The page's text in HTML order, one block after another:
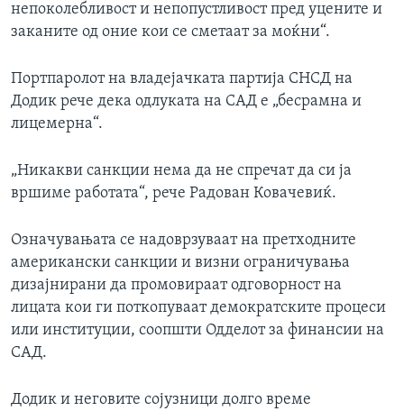
непоколебливост и непопустливост пред уцените и
заканите од оние кои се сметаат за моќни“.
Портпаролот на владејачката партија СНСД на
Додик рече дека одлуката на САД е „бесрамна и
лицемерна“.
„Никакви санкции нема да не спречат да си ја
вршиме работата“, рече Радован Ковачевиќ.
Означувањата се надоврзуваат на претходните
американски санкции и визни ограничувања
дизајнирани да промовираат одговорност на
лицата кои ги поткопуваат демократските процеси
или институции, соопшти Одделот за финансии на
САД.
Додик и неговите сојузници долго време